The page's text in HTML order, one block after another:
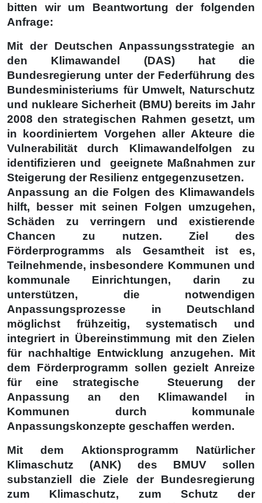
bitten wir um Beantwortung der folgenden
Anfrage:
Mit der Deutschen Anpassungsstrategie an
den Klimawandel (DAS) hat die
Bundesregierung unter der Federführung des
Bundesministeriums für Umwelt, Naturschutz
und nukleare Sicherheit (BMU) bereits im Jahr
2008 den strategischen Rahmen gesetzt, um
in koordiniertem Vorgehen aller Akteure die
Vulnerabilität durch Klimawandelfolgen zu
identifizieren und geeignete Maßnahmen zur
Steigerung der Resilienz entgegenzusetzen.
Anpassung an die Folgen des Klimawandels
hilft, besser mit seinen Folgen umzugehen,
Schäden zu verringern und existierende
Chancen zu nutzen. Ziel des
Förderprogramms als Gesamtheit ist es,
Teilnehmende, insbesondere Kommunen und
kommunale Einrichtungen, darin zu
unterstützen, die notwendigen
Anpassungsprozesse in Deutschland
möglichst frühzeitig, systematisch und
integriert in Übereinstimmung mit den Zielen
für nachhaltige Entwicklung anzugehen. Mit
dem Förderprogramm sollen gezielt Anreize
für eine strategische Steuerung der
Anpassung an den Klimawandel in
Kommunen durch kommunale
Anpassungskonzepte geschaffen werden.
Mit dem Aktionsprogramm Natürlicher
Klimaschutz (ANK) des BMUV sollen
substanziell die Ziele der Bundesregierung
zum Klimaschutz, zum Schutz der